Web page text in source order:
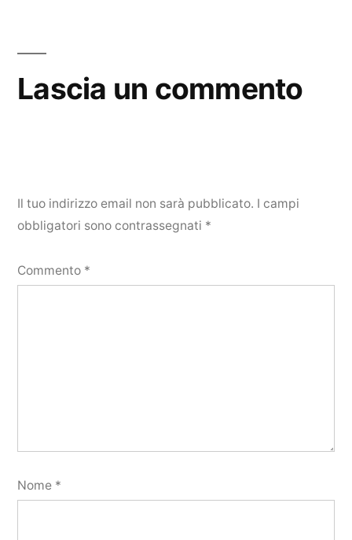
Lascia un commento
Il tuo indirizzo email non sarà pubblicato. I campi
obbligatori sono contrassegnati *
Commento *
Nome *